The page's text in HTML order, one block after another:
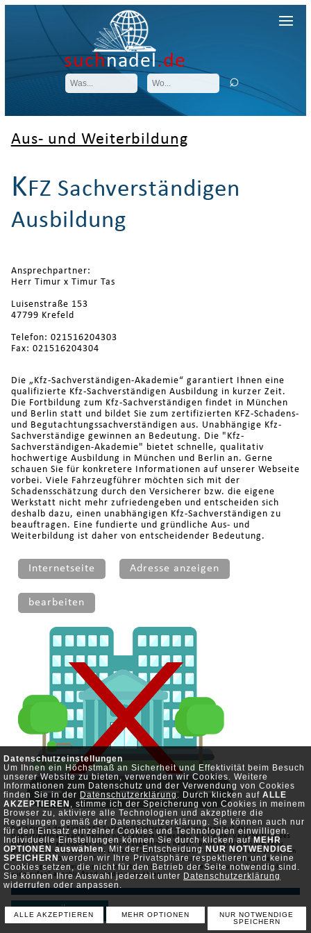
Datenschutzeinstellungen
Um Ihnen ein Höchstmaß an Sicherheit und Effektivität beim Besuch
unserer Website zu bieten, verwenden wir Cookies. Weitere
Informationen zum Datenschutz und der Verwendung von Cookies
finden Sie in der Datenschutzerklärung. Durch klicken auf ALLE
AKZEPTIEREN , stimme ich der Speicherung von Cookies in meinem
Browser zu, aktiviere alle Technologien und akzeptiere die
Regelungen gemäß der Datenschutzerklärung. Sie können auch nur
für den Einsatz einzelner Cookies und Technologien einwilligen.
Individuelle Einstellungen können Sie durch klicken aufMEHR
OPTIONEN auswählen. Mit der EntscheidungNUR NOTWENDIGE
SPEICHERNwerden wir Ihre Privatsphäre respektieren und keine
Cookies setzen, die nicht für den Betrieb der Seite notwendig sind.
Sie können Ihre Auswahl jederzeit unter Datenschutzerklärung
widerrufen oder anpassen.
ALLE AKZEPTIEREN MEHR OPTIONEN
NUR NOTWENDIGE
SPEICHERN
suchnadel.de
Aus- und Weiterbildung
KFZ Sachverständigen
Ausbildung
Ansprechpartner:
Herr Timur x Timur Tas
Luisenstraße 153
47799 Krefeld
Telefon: 021516204303
Fax: 021516204304
Die „Kfz-Sachverständigen-Akademie“ garantiert Ihnen eine
qualifizierte Kfz-Sachverständigen Ausbildung in kurzer Zeit.
Die Fortbildung zum Kfz-Sachverständigen findet in München
und Berlin statt und bildet Sie zum zertifizierten KFZ-Schadens-
und Begutachtungssachverständigen aus. Unabhängige Kfz-
Sachverständige gewinnen an Bedeutung. Die "Kfz-
Sachverständigen-Akademie" bietet schnelle, qualitativ
hochwertige Ausbildung in München und Berlin an. Gerne
schauen Sie für konkretere Informationen auf unserer Webseite
vorbei. Viele Fahrzeugführer möchten sich mit der
Schadensschätzung durch den Versicherer bzw. die eigene
Werkstatt nicht mehr zufriedengeben und entscheiden sich
deshalb dazu, einen unabhängigen Kfz-Sachverständigen zu
beauftragen. Eine fundierte und gründliche Aus- und
Weiterbildung ist daher von entscheidender Bedeutung.
Internetseite Adresse anzeigen
bearbeiten
Die Adresse der Firma KFZ Sachverständigen Ausbildung kann auf der
Openstreetmap-Karte derzeit nicht angezeigt werden, da Sie der Verarbeitung des
Openstreetmap Cookies noch nicht zugestimmt haben. Bitte bestätigen Sie dazu
diesen Cookie durch klicken auf den Knopf "ALLE AKZEPTIEREN" oder wählen Sie ihn
unter "MEHR OPTIONEN" aus. Falls Sie diesen bereits deaktiviert haben oder
Cookies generell widersprochen haben, können Sie diesenhierunter "alle Cookies
widerrufen" anschließend wieder auswählen.
ZURÜCK